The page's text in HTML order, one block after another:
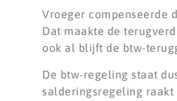
Vroeger compenseerde
Dat maakte de
ook al blijft de btw-
De btw-regeling staat
salderingsregeling